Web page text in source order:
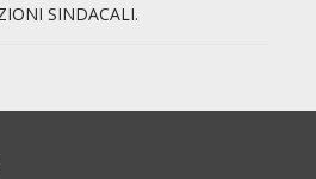
SINDACALI.